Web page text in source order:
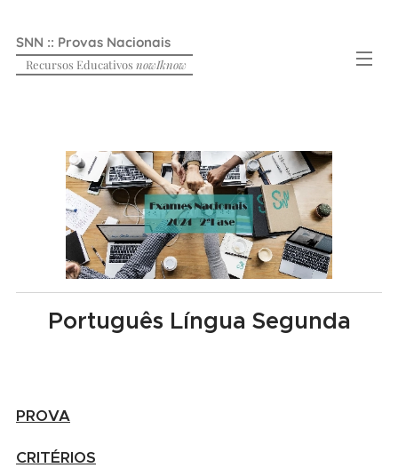
SNN :: Provas Nacionais
Recursos Educativos nowIknow
Português Língua Segunda
PROVA
CRITÉRIOS